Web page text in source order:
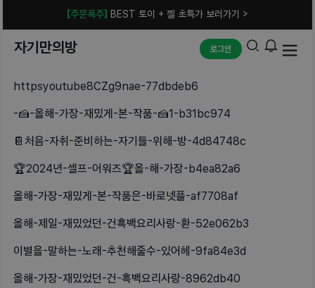
[주문폭주] BEST 토이 + 젤 초특가 보러가기 >
자기만의방 로그인
httpsyoutube8CZg9nae-77dbdeb6
-🍰-올해-가장-재밌게-본-작품-🍰1-b31bc974
📔처음-자취-준비하는-자기들-위해-방-4d84748c
🏆2024년-셀프-어워즈🏆올-해-가장-b4ea82a6
올해-가장-재밌게-본-작품은-바로넷플-af7708af
올해-제일-재밌었던-건흑백요리사랑-환-52e062b3
이별을-말하는-노래-추천해줄수-있어헤-9fa84e3d
올해-가장-재밌었던-건-흑백요리사랑-8962db40